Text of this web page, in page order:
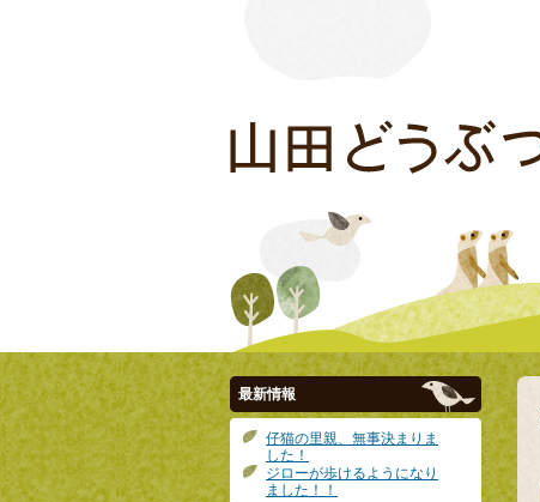
最新情報
仔猫の里親、無事決まりま
した！
ジローが歩けるようになり
ました！！